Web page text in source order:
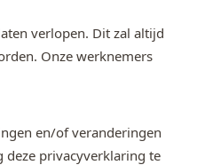
verlopen. Dit zal altijd
Onze werknemers
en/of veranderingen
deze privacyverklaring te